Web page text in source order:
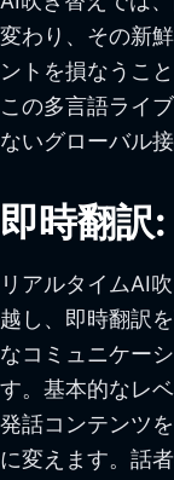
変わり、その新
ントを損なうこ
この多言語ライ
ないグローバル
即時翻訳
リアルタイムAI
越し、即時翻訳
なコミュニケー
す。基本的なレ
発話コンテンツ
に変えます。話